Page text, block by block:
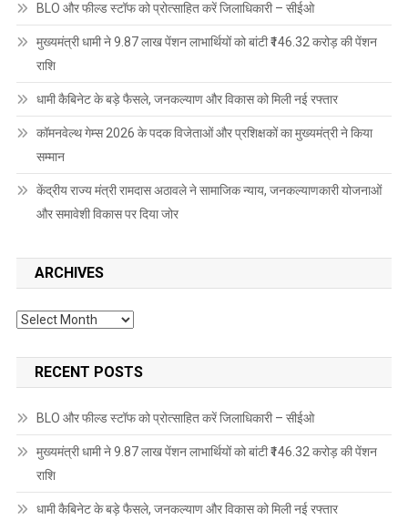
BLO और फील्ड स्टॉफ को प्रोत्साहित करें जिलाधिकारी – सीईओ
मुख्यमंत्री धामी ने 9.87 लाख पेंशन लाभार्थियों को बांटी ₹146.32 करोड़ की पेंशन
राशि
धामी कैबिनेट के बड़े फैसले, जनकल्याण और विकास को मिली नई रफ्तार
कॉमनवेल्थ गेम्स 2026 के पदक विजेताओं और प्रशिक्षकों का मुख्यमंत्री ने किया
सम्मान
केंद्रीय राज्य मंत्री रामदास अठावले ने सामाजिक न्याय, जनकल्याणकारी योजनाओं
और समावेशी विकास पर दिया जोर
ARCHIVES
Archives
RECENT POSTS
BLO और फील्ड स्टॉफ को प्रोत्साहित करें जिलाधिकारी – सीईओ
मुख्यमंत्री धामी ने 9.87 लाख पेंशन लाभार्थियों को बांटी ₹146.32 करोड़ की पेंशन
राशि
धामी कैबिनेट के बड़े फैसले, जनकल्याण और विकास को मिली नई रफ्तार